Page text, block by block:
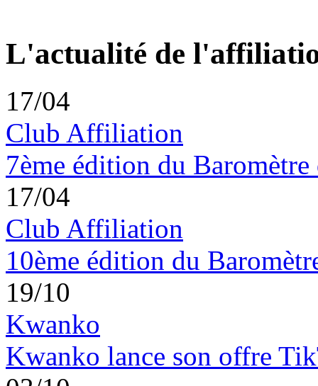
L'actualité de
17/04
Club Affiliation
7ème édition du Baromètre
17/04
Club Affiliation
10ème édition du
19/10
Kwanko
Kwanko lance son offre